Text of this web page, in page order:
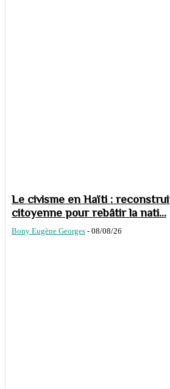
Le civisme en Haïti :
citoyenne pour rebâtir la nati...
Bony Eugène Georges - 08/08/26